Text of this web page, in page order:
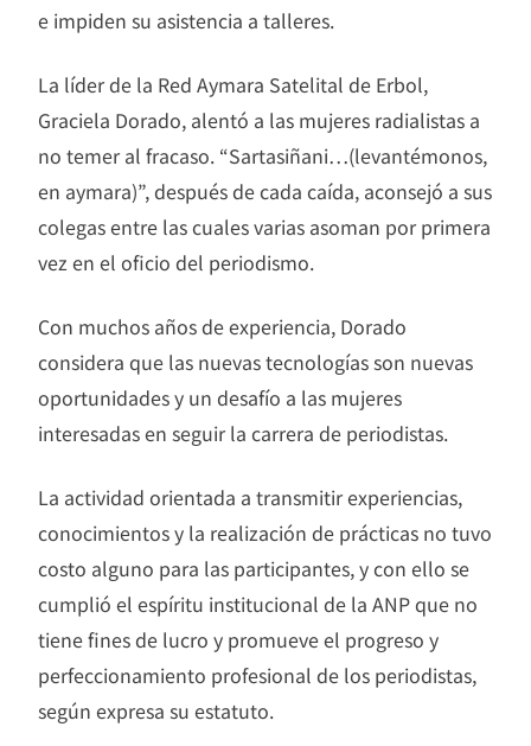
e impiden su asistencia a talleres.
La líder de la Red Aymara Satelital de Erbol,
Graciela Dorado, alentó a las mujeres radialistas a
no temer al fracaso. “Sartasiñani…(levantémonos,
en aymara)”, después de cada caída, aconsejó a sus
colegas entre las cuales varias asoman por primera
vez en el oficio del periodismo.
Con muchos años de experiencia, Dorado
considera que las nuevas tecnologías son nuevas
oportunidades y un desafío a las mujeres
interesadas en seguir la carrera de periodistas.
La actividad orientada a transmitir experiencias,
conocimientos y la realización de prácticas no tuvo
costo alguno para las participantes, y con ello se
cumplió el espíritu institucional de la ANP que no
tiene fines de lucro y promueve el progreso y
perfeccionamiento profesional de los periodistas,
según expresa su estatuto.